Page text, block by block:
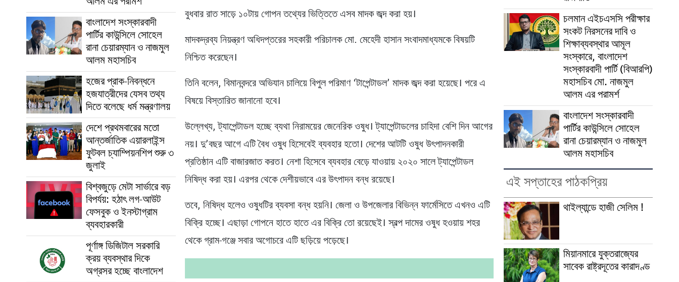
বাংলাদেশ সংস্কারবাদী
পার্টির কাউন্সিলে সোহেল
রানা চেয়ারম্যান ও নাজমুল
আলম মহাসচিব
হজের প্রাক-নিবন্ধনে
হজযাত্রীদের যেসব তথ্য
দিতে বলেছে ধর্ম মন্ত্রণালয়
দেশে প্রথমবারের মতো
আন্তর্জাতিক এয়ারলাইন্স
ফুটবল চ্যাম্পিয়নশিপ শুরু ৩
জুলাই
বিশ্বজুড়ে মেটা সার্ভারে বড়
বিপর্যয়: হঠাৎ লগ-আউট
ফেসবুক ও ইনস্টাগ্রাম
ব্যবহারকারী
পূর্ণাঙ্গ ডিজিটাল সরকারি
ক্রয় ব্যবস্থার দিকে
অগ্রসর হচ্ছে বাংলাদেশ
বুধবার রাত সাড়ে ১০টায় গোপন তথ্যের ভিত্তিতে এসব মাদক জব্দ করা হয়।
মাদকদ্রব্য নিয়ন্ত্রণ অধিদপ্তরের সহকারী পরিচালক মো. মেহেদী হাসান সংবাদমাধ্যমকে বিষয়টি
নিশ্চিত করেছেন।
তিনি বলেন, বিমানবন্দরে অভিযান চালিয়ে বিপুল পরিমাণ ‘টাপেন্টাডল’ মাদক জব্দ করা হয়েছে। পরে এ
বিষয়ে বিস্তারিত জানানো হবে।
উল্লেখ্য, ট্যাপেন্টাডল হচ্ছে ব্যথা নিরাময়ের জেনেরিক ওষুধ। ট্যাপেন্টাডলের চাহিদা বেশি দিন আগের
নয়। দু’বছর আগে এটি বৈধ ওষুধ হিসেবেই ব্যবহার হতো। দেশের আটটি ওষুধ উৎপাদনকারী
প্রতিষ্ঠান এটি বাজারজাত করত। নেশা হিসেবে ব্যবহার বেড়ে যাওয়ায় ২০২০ সালে ট্যাপেন্টাডল
নিষিদ্ধ করা হয়। এরপর থেকে দেশীয়ভাবে এর উৎপাদন বন্ধ রয়েছে।
তবে, নিষিদ্ধ হলেও ওষুধটির ব্যবসা বন্ধ হয়নি। জেলা ও উপজেলার বিভিন্ন ফার্মেসিতে এখনও এটি
বিক্রি হচ্ছে। এছাড়া গোপনে হাতে হাতে এর বিক্রি তো রয়েছেই। স্বল্প দামের ওষুধ হওয়ায় শহর
থেকে গ্রাম-গঞ্জে সবার অগোচরে এটি ছড়িয়ে পড়েছে।
চলমান এইচএসসি পরীক্ষার
সংকট নিরসনের দাবি ও
শিক্ষাব্যবস্থার আমূল
সংস্কারে, বাংলাদেশ
সংস্কারবাদী পার্টি (বিআরপি)
মহাসচিব মো. নাজমুল
আলম এর পরামর্শ
বাংলাদেশ সংস্কারবাদী
পার্টির কাউন্সিলে সোহেল
রানা চেয়ারম্যান ও নাজমুল
আলম মহাসচিব
এই সপ্তাহের পাঠকপ্রিয়
থাইল্যান্ডে হাজী সেলিম !
মিয়ানমারে যুক্তরাজ্যের
সাবেক রাষ্ট্রদূতের কারাদণ্ড